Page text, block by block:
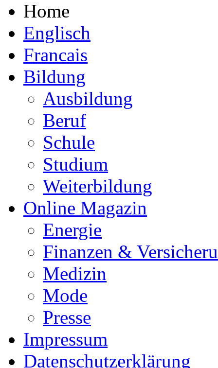
Home
Englisch
Francais
Bildung
Ausbildung
Beruf
Schule
Studium
Weiterbildung
Online Magazin
Energie
Finanzen &
Medizin
Mode
Presse
Impressum
Datenschutzerklärung